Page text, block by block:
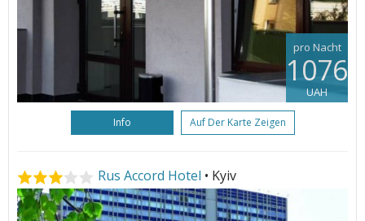
pro Nacht
1076
UAH
Info Auf Der Karte Zeigen
Rus Accord Hotel • Kyiv